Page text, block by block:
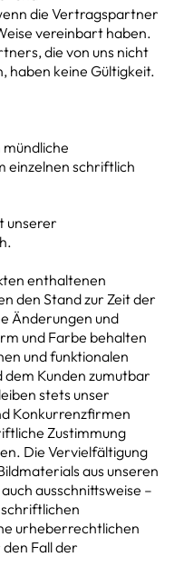
die Vertragspartner
vereinbart haben.
die von uns nicht
haben keine Gültigkeit.
einzelnen schriftlich
unserer
enthaltenen
den Stand zur Zeit der
Änderungen und
und Farbe behalten
und funktionalen
Kunden zumutbar
stets unser
Konkurrenzfirmen
Zustimmung
Die Vervielfältigung
aus unseren
ausschnittsweise –
urheberrechtlichen
Fall der